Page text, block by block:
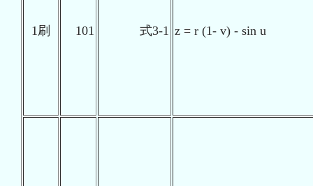
1刷 101 式3-1 z = r (1- v) - sin u